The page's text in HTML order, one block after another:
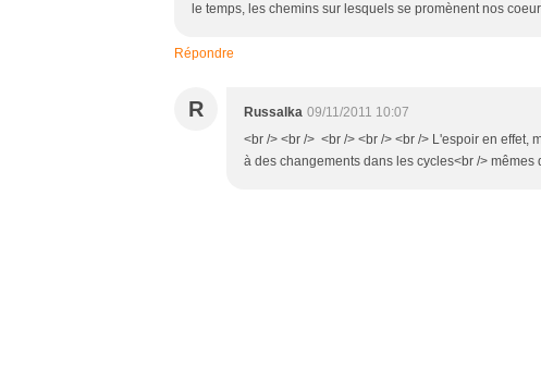
le temps, les chemins sur lesquels se promènent nos
Répondre
R Russalka 09/11/2011 10:07
<br /> <br /> <br /> <br /> <br /> L'espoir en effet,
à des changements dans les cycles<br />